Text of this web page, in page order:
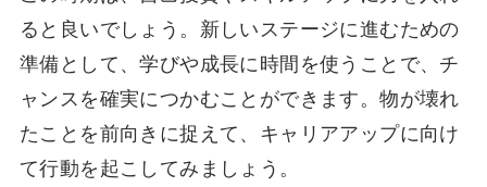
ると良いでしょう。新しいステージに進むための
準備として、学びや成長に時間を使うことで、チ
ャンスを確実につかむことができます。物が壊れ
たことを前向きに捉えて、キャリアアップに向け
て行動を起こしてみましょう。